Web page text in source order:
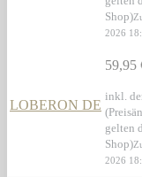
Shop)
2026
LOBERON DE
59,95
inkl.
gelten
Shop)
2026